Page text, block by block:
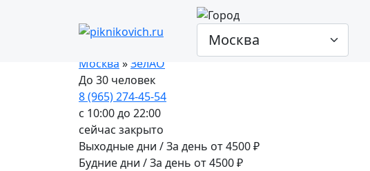
Аренда беседки на
Москва »ЗелАО
До 30 человек
8 (965) 274-45-54
с 10:00 до 22:00
сейчас закрыто
Выходные дни / За день от4500₽
Будние дни / За день от4500₽